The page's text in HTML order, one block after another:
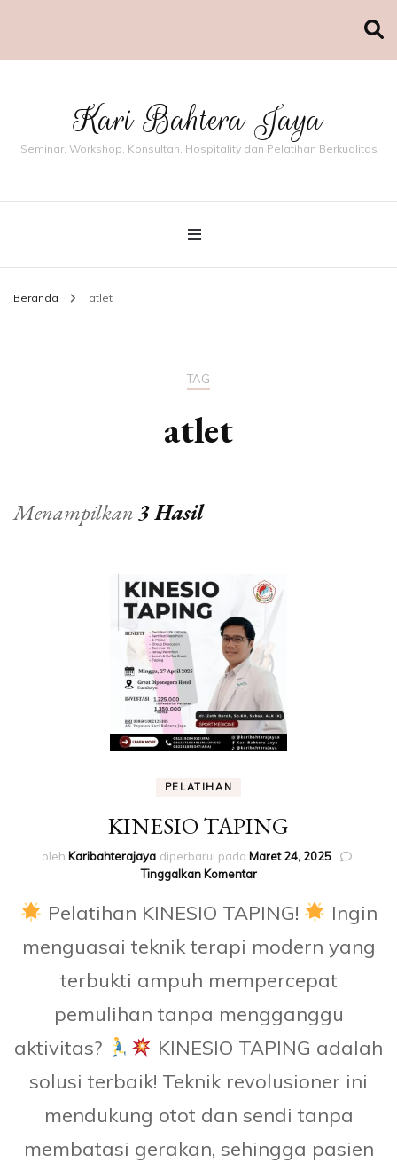
Kari Bahtera Jaya
Seminar, Workshop, Konsultan, Hospitality dan Pelatihan Berkualitas
Beranda atlet
TAG
atlet
Menampilkan3 Hasil
PELATIHAN
KINESIO TAPING
oleh Karibahterajaya diperbarui pada Maret 24, 2025
Tinggalkan Komentarpada
TAPING
Pelatihan KINESIO TAPING!
Ingin
menguasai teknik terapi modern yang
terbukti ampuh mempercepat
pemulihan tanpa mengganggu
aktivitas?
KINESIO TAPING adalah
solusi terbaik! Teknik revolusioner ini
mendukung otot dan sendi tanpa
membatasi gerakan, sehingga pasien